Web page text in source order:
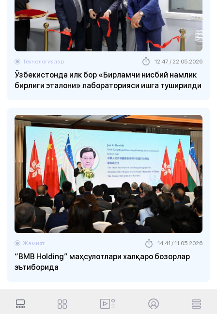
Ўзбекистонда илк бор «Бирламчи нисбий намлик
бирлиги эталони» лабораторияси ишга туширилди
Технологиялар 12:47 / 22.05.2026
“BMB Holding” маҳсулотлари халқаро бозорлар
эътиборида
Жамият 14:41 / 11.05.2026